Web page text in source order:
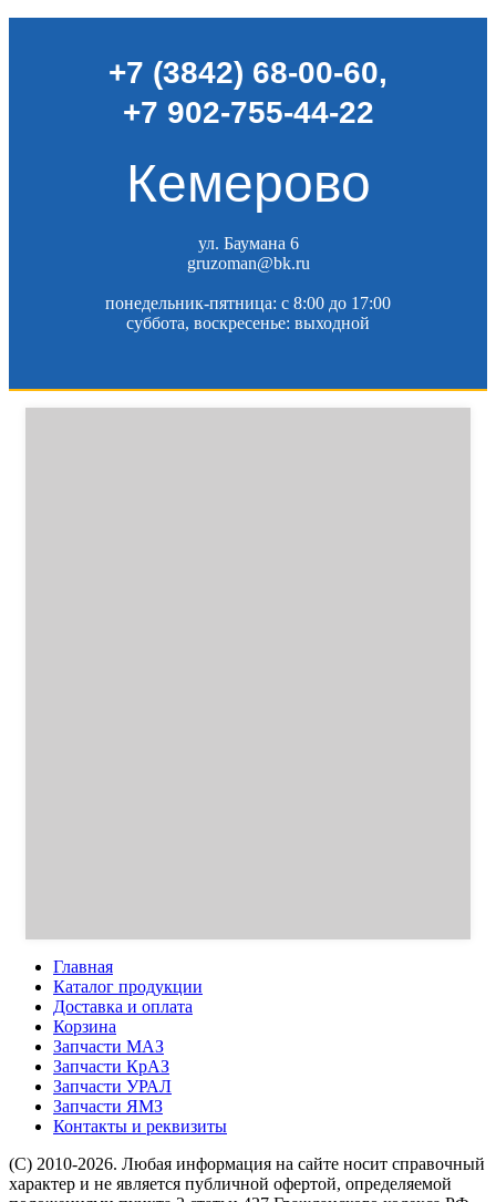
+7 (3842) 68-00-60,
+7 902-755-44-22
Кемерово
ул. Баумана 6
gruzoman@bk.ru
понедельник-пятница: c 8:00 до 17:00
суббота, воскресенье: выходной
Главная
Каталог продукции
Доставка и оплата
Корзина
Запчасти МАЗ
Запчасти КрАЗ
Запчасти УРАЛ
Запчасти ЯМЗ
Контакты и реквизиты
(C) 2010-2026. Любая информация на сайте носит справочный
характер и не является публичной офертой, определяемой